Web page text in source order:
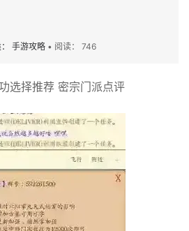
手游攻略 • 阅读： 746
选择推荐 密宗门派点评